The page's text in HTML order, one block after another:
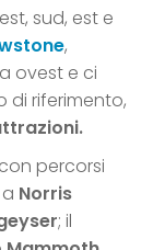
sud, est e
,
ovest e ci
di riferimento,
percorsi
Norris
; il